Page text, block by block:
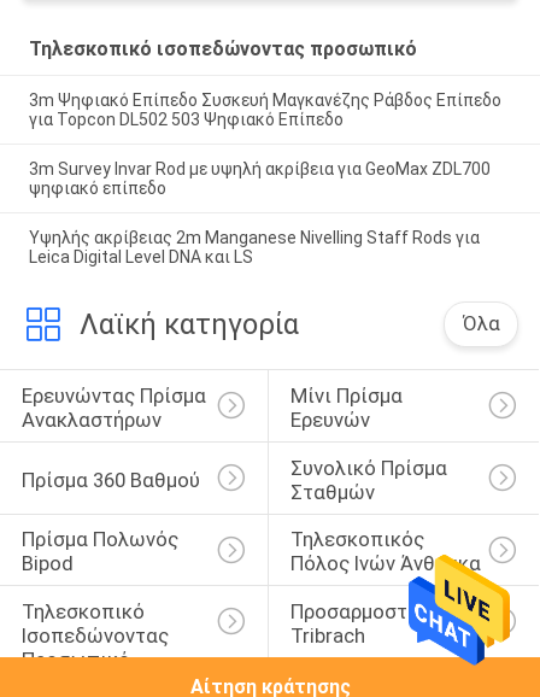
Τηλεσκοπικό ισοπεδώνοντας προσωπικό
3m Ψηφιακό Επίπεδο Συσκευή Μαγκανέζης Ράβδος Επίπεδο
για Topcon DL502 503 Ψηφιακό Επίπεδο
3m Survey Invar Rod με υψηλή ακρίβεια για GeoMax ZDL700
ψηφιακό επίπεδο
Υψηλής ακρίβειας 2m Manganese Nivelling Staff Rods για
Leica Digital Level DNA και LS
Λαϊκή κατηγορία Όλα
Ερευνώντας Πρίσμα
Ανακλαστήρων
Μίνι Πρίσμα
Ερευνών
Πρίσμα 360 Βαθμού
Συνολικό Πρίσμα
Σταθμών
Πρίσμα Πολωνός
Bipod
Τηλεσκοπικός
Πόλος Ινών Άνθρακα
Τηλεσκοπικό
Ισοπεδώνοντας
Προσωπικό
Προσαρμοστής
Tribrach
Αίτηση κράτησης